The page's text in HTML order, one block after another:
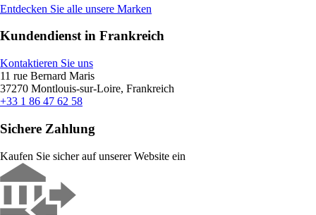
Entdecken Sie alle unsere Marken
Kundendienst in Frankreich
Kontaktieren Sie uns
11 rue Bernard Maris
37270 Montlouis-sur-Loire, Frankreich
+33 1 86 47 62 58
Sichere Zahlung
Kaufen Sie sicher auf unserer Website ein